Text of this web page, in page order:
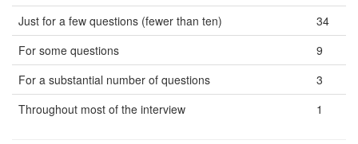
Just for a few questions (fewer than ten)
34
For some questions
9
For a substantial number of questions
3
Throughout most of the interview
1